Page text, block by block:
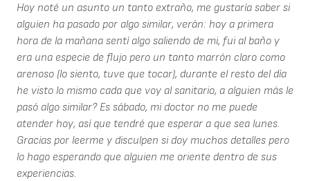
Hoy noté un asunto un tanto extraño, me gustaría saber si
alguien ha pasado por algo similar, verán: hoy a primera
hora de la mañana sentí algo saliendo de mi, fui al baño y
era una especie de flujo pero un tanto marrón claro como
arenoso (lo siento, tuve que tocar), durante el resto del día
he visto lo mismo cada que voy al sanitario, a alguien más le
pasó algo similar? Es sábado, mi doctor no me puede
atender hoy, así que tendré que esperar a que sea lunes.
Gracias por leerme y disculpen si doy muchos detalles pero
lo hago esperando que alguien me oriente dentro de sus
experiencias.